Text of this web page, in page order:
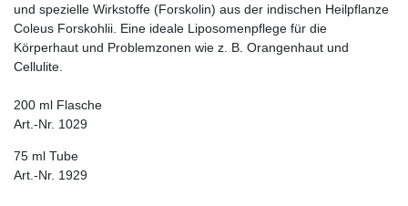
und spezielle Wirkstoffe (Forskolin) aus der indischen Heilpflanze
Coleus Forskohlii. Eine ideale Liposomenpflege für die
Körperhaut und Problemzonen wie z. B. Orangenhaut und
Cellulite.
200 ml Flasche
Art.-Nr. 1029
75 ml Tube
Art.-Nr. 1929